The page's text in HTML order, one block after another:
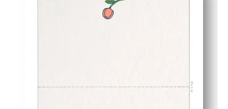
Získáte prázdný interiér pro upřímné poznámky a
Je vhodný pro domácí tiskárnu - ostré linie a snadno